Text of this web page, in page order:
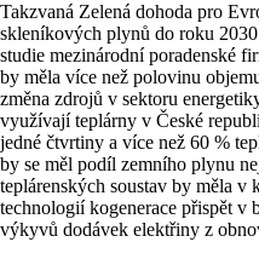
Takzvaná Zelená dohoda pro
skleníkových plynů do roku
studie mezinárodní poradenské
by měla více než polovinu
změna zdrojů v sektoru
využívají teplárny v České
jedné čtvrtiny a více než 60 %
by se měl podíl zemního plynu
teplárenských soustav by měla v
technologií kogenerace přispět
výkyvů dodávek elektřiny z